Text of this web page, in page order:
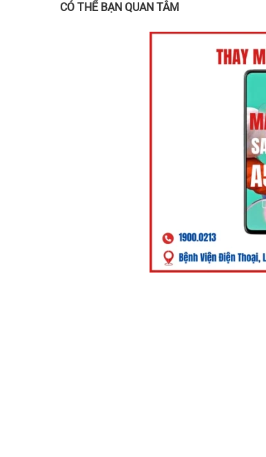
CÓ THỂ BẠN QUAN TÂM